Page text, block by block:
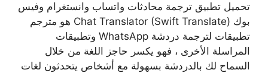
تحميل تطبيق ترجمة محادثات واتساب وانستغرام وفيس
بوك Chat Translator (Swift Translate) هو مترجم
تطبيقات لترجمة دردشة WhatsApp وتطبيقات
المراسلة الأخرى ، فهو يكسر حاجز اللغة من خلال
السماح لك بالدردشة بسهولة مع أشخاص يتحدثون لغات